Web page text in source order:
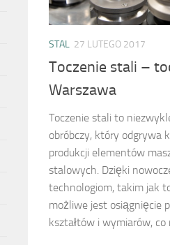
STAL 27 LUTEGO 2017
Toczenie stali –
Warszawa
Toczenie stali to
obróbczy, który odgrywa
produkcji elementów
stalowych. Dzięki
technologiom, takim jak
możliwe jest osiągnięcie
kształtów i wymiarów, co